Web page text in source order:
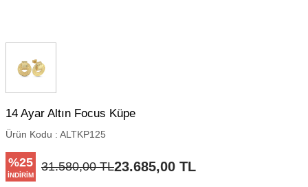
14 Ayar Altın Focus Küpe
Ürün Kodu : ALTKP125
%25
İNDIRIM
31.580,00TL23.685,00 TL